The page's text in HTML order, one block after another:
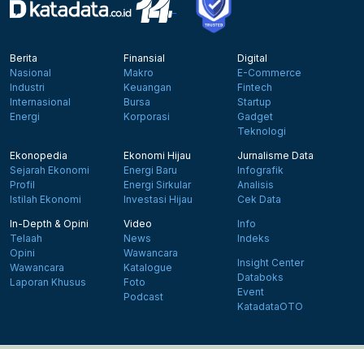
Berita
Nasional
Industri
Internasional
Energi
Finansial
Makro
Keuangan
Bursa
Korporasi
Digital
E-Commerce
Fintech
Startup
Gadget
Teknologi
Ekonopedia
Sejarah Ekonomi
Profil
Istilah Ekonomi
Ekonomi Hijau
Energi Baru
Energi Sirkular
Investasi Hijau
Jurnalisme Data
Infografik
Analisis
Cek Data
In-Depth & Opini
Telaah
Opini
Wawancara
Laporan Khusus
Video
News
Wawancara
Katalogue
Foto
Podcast
Info
Indeks
Insight Center
Databoks
Event
KatadataOTO